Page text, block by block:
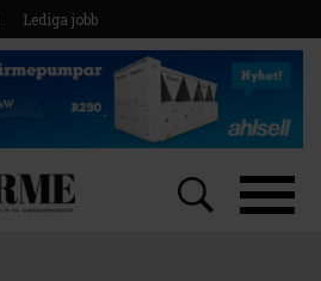
Lediga jobb